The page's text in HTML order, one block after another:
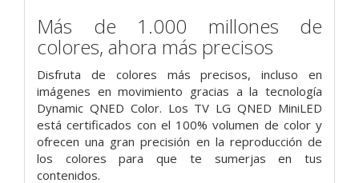
Más de 1.000 millones de
colores, ahora más precisos
Disfruta de colores más precisos, incluso en
imágenes en movimiento gracias a la tecnología
Dynamic QNED Color. Los TV LG QNED MiniLED
está certificados con el 100% volumen de color y
ofrecen una gran precisión en la reproducción de
los colores para que te sumerjas en tus
contenidos.